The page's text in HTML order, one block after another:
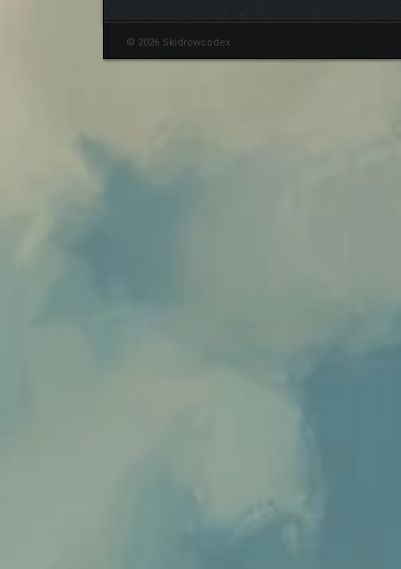
© 2026 Skidrowcodex